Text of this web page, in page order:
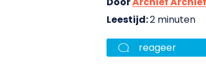
Leestijd:2 minuten
reageer